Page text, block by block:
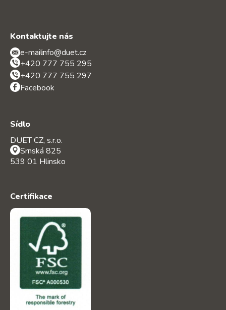
Kontaktujte nás
e-mail:info@duet.cz
+420 777 755 295
+420 777 755 297
Facebook
Sídlo
DUET CZ, s.r.o.
Srnská 825
539 01 Hlinsko
Certifikace